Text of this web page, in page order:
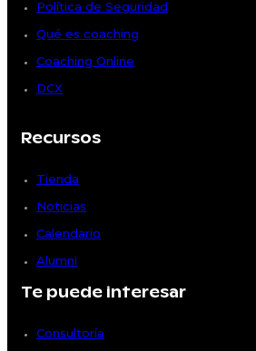
Política de Seguridad
Qué es coaching
Coaching Online
DCX
Recursos
Tienda
Noticias
Calendario
Alumni
Te puede interesar
Consultoría